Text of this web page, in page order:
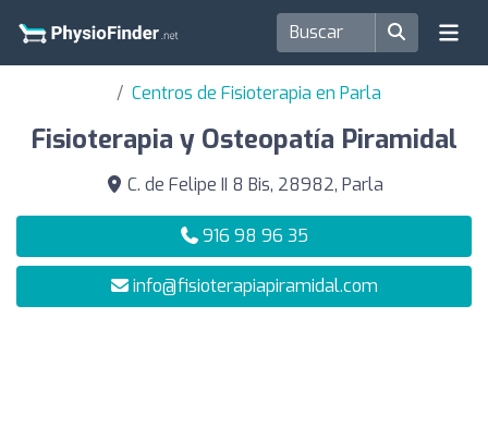
Centros de Fisioterapia en Parla
Fisioterapia y Osteopatía Piramidal
C. de Felipe II 8 Bis, 28982, Parla
916 98 96 35
info@fisioterapiapiramidal.com